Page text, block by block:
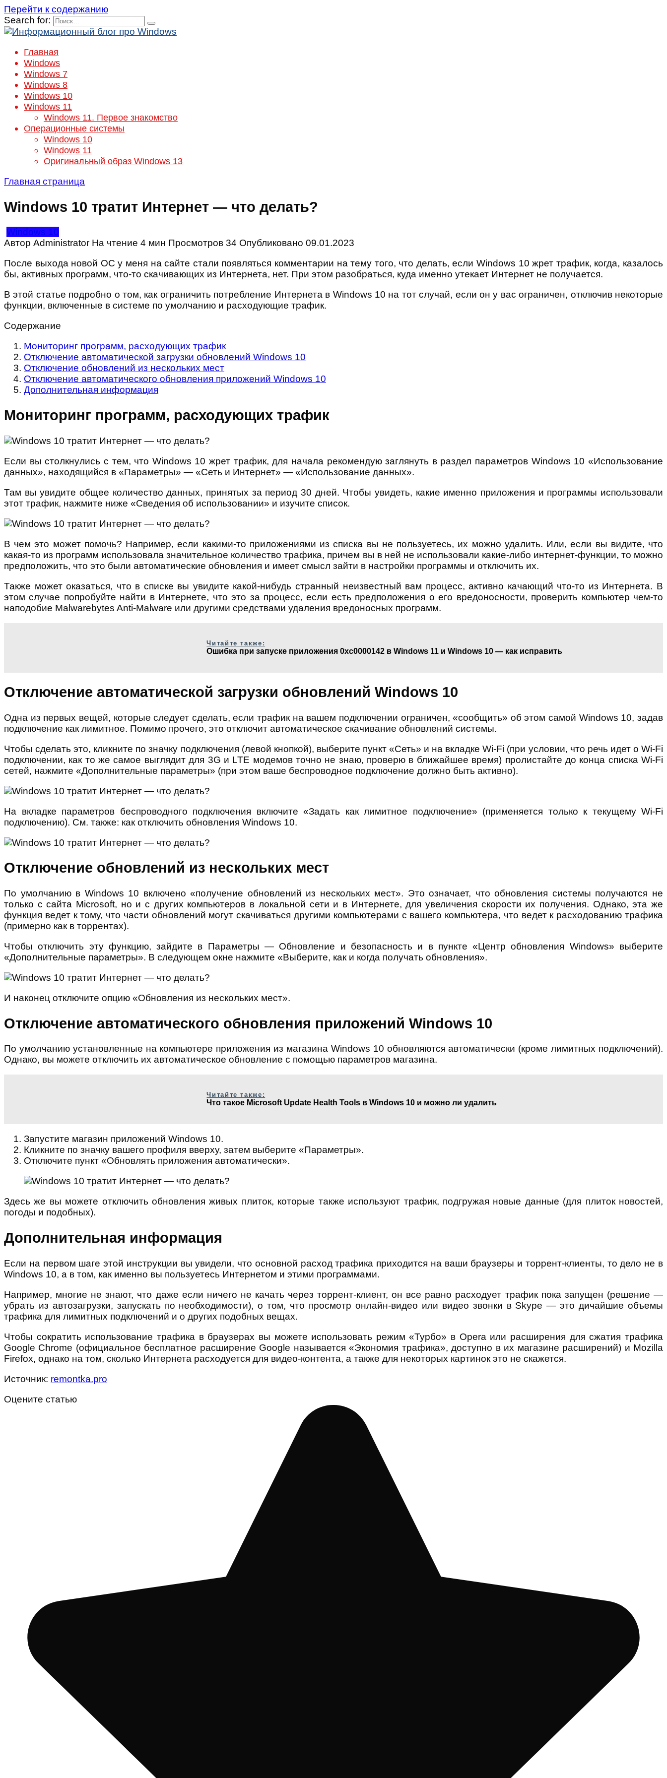
Перейти к содержанию
Search for:
Главная
Windows
Windows 7
Windows 8
Windows 10
Windows 11
Windows 11. Первое знакомство
Операционные системы
Windows 10
Windows 11
Оригинальный образ Windows 13
Главная страница
Windows 10 тратит Интернет — что делать?
Windows 10
Автор Administrator На чтение 4 мин Просмотров 34 Опубликовано 09.01.2023
После выхода новой ОС у меня на сайте стали появляться комментарии на тему того, что делать, если Windows 10 жрет трафик, когда, казалось
бы, активных программ, что-то скачивающих из Интернета, нет. При этом разобраться, куда именно утекает Интернет не получается.
В этой статье подробно о том, как ограничить потребление Интернета в Windows 10 на тот случай, если он у вас ограничен, отключив некоторые
функции, включенные в системе по умолчанию и расходующие трафик.
Содержание
Мониторинг программ, расходующих трафик
Отключение автоматической загрузки обновлений Windows 10
Отключение обновлений из нескольких мест
Отключение автоматического обновления приложений Windows 10
Дополнительная информация
Мониторинг программ, расходующих трафик
Если вы столкнулись с тем, что Windows 10 жрет трафик, для начала рекомендую заглянуть в раздел параметров Windows 10 «Использование
данных», находящийся в «Параметры» — «Сеть и Интернет» — «Использование данных».
Там вы увидите общее количество данных, принятых за период 30 дней. Чтобы увидеть, какие именно приложения и программы использовали
этот трафик, нажмите ниже «Сведения об использовании» и изучите список.
В чем это может помочь? Например, если какими-то приложениями из списка вы не пользуетесь, их можно удалить. Или, если вы видите, что
какая-то из программ использовала значительное количество трафика, причем вы в ней не использовали какие-либо интернет-функции, то можно
предположить, что это были автоматические обновления и имеет смысл зайти в настройки программы и отключить их.
Также может оказаться, что в списке вы увидите какой-нибудь странный неизвестный вам процесс, активно качающий что-то из Интернета. В
этом случае попробуйте найти в Интернете, что это за процесс, если есть предположения о его вредоносности, проверить компьютер чем-то
наподобие Malwarebytes Anti-Malware или другими средствами удаления вредоносных программ.
Читайте также:
Ошибка при запуске приложения 0xc0000142 в Windows 11 и Windows 10 — как исправить
Отключение автоматической загрузки обновлений Windows 10
Одна из первых вещей, которые следует сделать, если трафик на вашем подключении ограничен, «сообщить» об этом самой Windows 10, задав
подключение как лимитное. Помимо прочего, это отключит автоматическое скачивание обновлений системы.
Чтобы сделать это, кликните по значку подключения (левой кнопкой), выберите пункт «Сеть» и на вкладке Wi-Fi (при условии, что речь идет о Wi-Fi
подключении, как то же самое выглядит для 3G и LTE модемов точно не знаю, проверю в ближайшее время) пролистайте до конца списка Wi-Fi
сетей, нажмите «Дополнительные параметры» (при этом ваше беспроводное подключение должно быть активно).
На вкладке параметров беспроводного подключения включите «Задать как лимитное подключение» (применяется только к текущему Wi-Fi
подключению). См. также: как отключить обновления Windows 10.
Отключение обновлений из нескольких мест
По умолчанию в Windows 10 включено «получение обновлений из нескольких мест». Это означает, что обновления системы получаются не
только с сайта Microsoft, но и с других компьютеров в локальной сети и в Интернете, для увеличения скорости их получения. Однако, эта же
функция ведет к тому, что части обновлений могут скачиваться другими компьютерами с вашего компьютера, что ведет к расходованию трафика
(примерно как в торрентах).
Чтобы отключить эту функцию, зайдите в Параметры — Обновление и безопасность и в пункте «Центр обновления Windows» выберите
«Дополнительные параметры». В следующем окне нажмите «Выберите, как и когда получать обновления».
И наконец отключите опцию «Обновления из нескольких мест».
Отключение автоматического обновления приложений Windows 10
По умолчанию установленные на компьютере приложения из магазина Windows 10 обновляются автоматически (кроме лимитных подключений).
Однако, вы можете отключить их автоматическое обновление с помощью параметров магазина.
Читайте также:
Что такое Microsoft Update Health Tools в Windows 10 и можно ли удалить
Запустите магазин приложений Windows 10.
Кликните по значку вашего профиля вверху, затем выберите «Параметры».
Отключите пункт «Обновлять приложения автоматически».
Здесь же вы можете отключить обновления живых плиток, которые также используют трафик, подгружая новые данные (для плиток новостей,
погоды и подобных).
Дополнительная информация
Если на первом шаге этой инструкции вы увидели, что основной расход трафика приходится на ваши браузеры и торрент-клиенты, то дело не в
Windows 10, а в том, как именно вы пользуетесь Интернетом и этими программами.
Например, многие не знают, что даже если ничего не качать через торрент-клиент, он все равно расходует трафик пока запущен (решение —
убрать из автозагрузки, запускать по необходимости), о том, что просмотр онлайн-видео или видео звонки в Skype — это дичайшие объемы
трафика для лимитных подключений и о других подобных вещах.
Чтобы сократить использование трафика в браузерах вы можете использовать режим «Турбо» в Opera или расширения для сжатия трафика
Google Chrome (официальное бесплатное расширение Google называется «Экономия трафика», доступно в их магазине расширений) и Mozilla
Firefox, однако на том, сколько Интернета расходуется для видео-контента, а также для некоторых картинок это не скажется.
Источник: remontka.pro
Оцените статью